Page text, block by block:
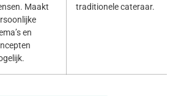
Maakt
en
traditionele cateraar.